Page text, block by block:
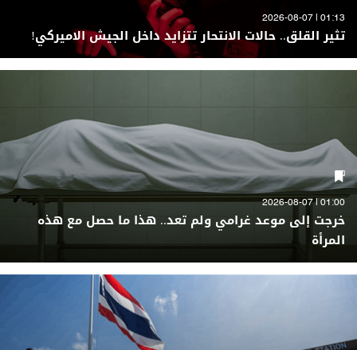
01:13 | 2026-08-07
تثير القلق.. حالات الانتحار تتزايد داخل الجيش الاميركي!
01:00 | 2026-08-07
خرجت إلى موعد غرامي ولم تعد.. هذا ما حصل مع هذه
المرأة